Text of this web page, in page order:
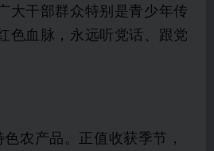
大干部群众特别是青少年传
色血脉，永远听党话、跟党
农产品。正值收获季节，